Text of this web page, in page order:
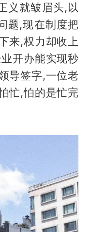
义就皱眉头,以
题,现在制度把
来,权力却收上
开办能实现秒
导签字,一位老
忙,怕的是忙完